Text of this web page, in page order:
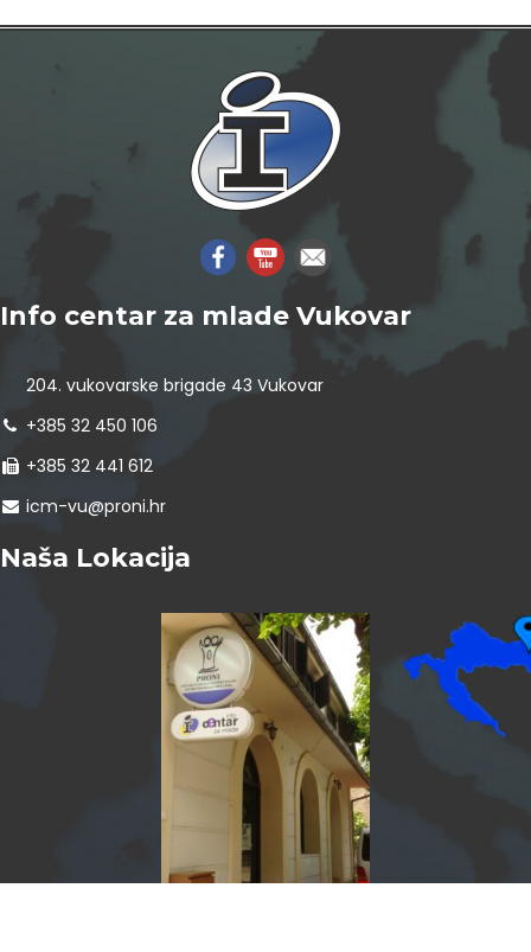
Info centar za mlade Vukovar
204. vukovarske brigade 43 Vukovar
+385 32 450 106
+385 32 441 612
icm-vu@proni.hr
Naša Lokacija